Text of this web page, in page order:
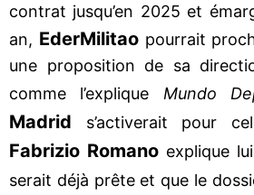
contrat jusqu’en 2025 et
an, EderMilitaopourrait
une proposition de sa
comme l’explique Mundo
Madrid s’activerait pour
Fabrizio Romanoexplique
serait déjà prête et que le